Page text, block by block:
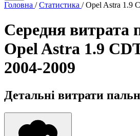
Головна / Статистика / Opel Astra 1.9
Середня витрата
Opel Astra 1.9
2004-2009
Детальні витрати